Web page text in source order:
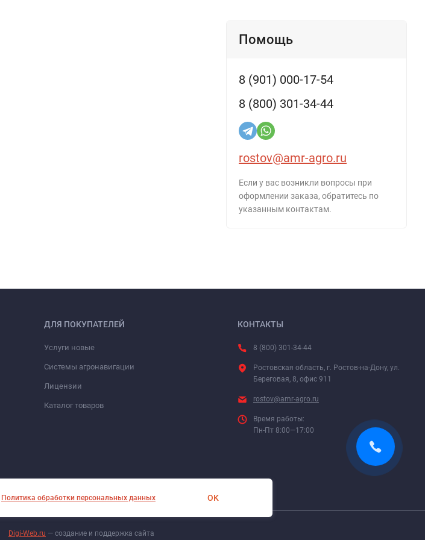
Помощь
8 (901) 000-17-54
8 (800) 301-34-44
rostov@amr-agro.ru
Если у вас возникли вопросы при
оформлении заказа, обратитесь по
указанным контактам.
ДЛЯ ПОКУПАТЕЛЕЙ
Услуги новые
Системы агронавигации
Лицензии
Каталог товаров
КОНТАКТЫ
8 (800) 301-34-44
Ростовская область, г. Ростов-на-Дону, ул.
Береговая, 8, офис 911
rostov@amr-agro.ru
Время работы:
Пн-Пт 8:00—17:00
Digi-Web.ru — создание и поддержка сайта
Политика обработки персональных данных OK